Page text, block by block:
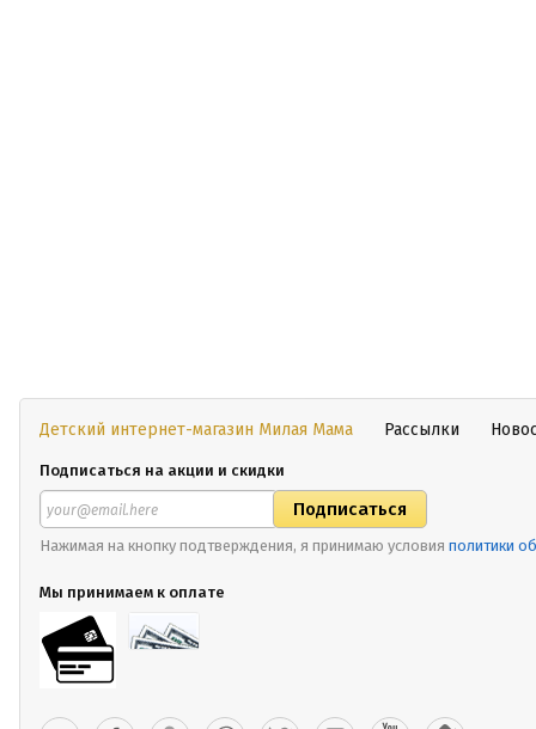
Детский интернет-магазин Милая Мама Рассылки
Подписаться на акции и скидки
Нажимая на кнопку подтверждения, я принимаю условия политики
Мы принимаем к оплате